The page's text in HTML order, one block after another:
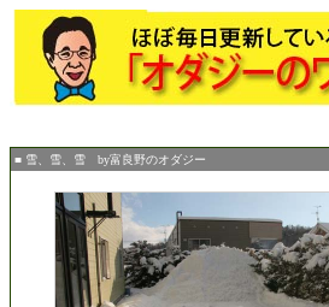
■ 雪、雪、雪 by富良野のオダジー